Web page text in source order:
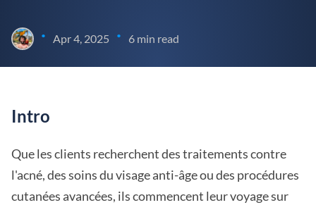
• Apr 4, 2025 • 6 min read
Intro
Que les clients recherchent des traitements contre
l'acné, des soins du visage anti-âge ou des procédures
cutanées avancées, ils commencent leur voyage sur